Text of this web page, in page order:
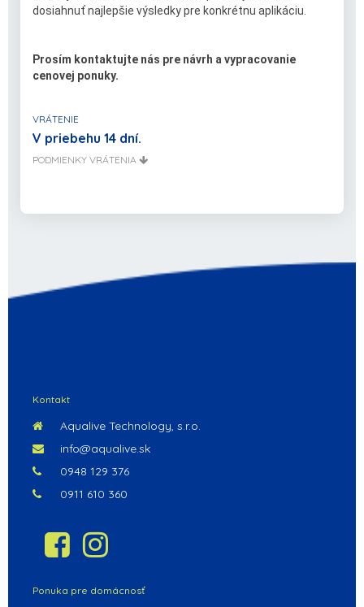
dosiahnuť najlepšie výsledky pre konkrétnu aplikáciu.
Prosím kontaktujte nás pre návrh a vypracovanie
cenovej ponuky.
VRÁTENIE
V priebehu 14 dní.
PODMIENKY VRÁTENIA
Kontakt
Aqualive Technology, s.r.o.
info@aqualive.sk
0948 129 376
0911 610 360
Ponuka pre domácnosť